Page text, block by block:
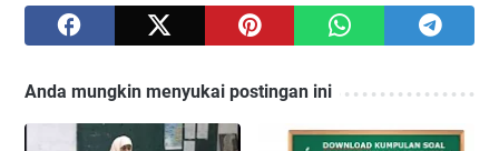
Anda mungkin menyukai postingan ini